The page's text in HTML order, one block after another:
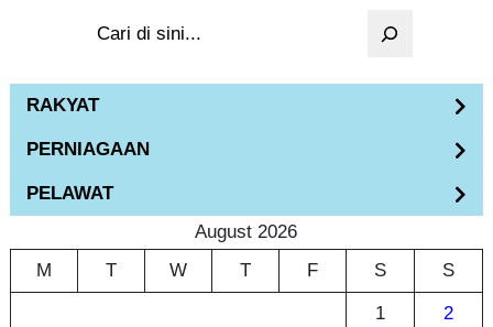
c
h
RAKYAT
PERNIAGAAN
PELAWAT
August 2026
M
T W T F S S
1 2